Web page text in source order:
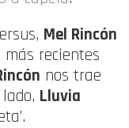
Mel Rincón
recientes
nos trae
Lluvia